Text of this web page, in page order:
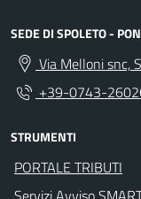
SEDE DI SPOLETO -
Via Melloni snc,
+39-0743-
STRUMENTI
PORTALE TRIBUTI